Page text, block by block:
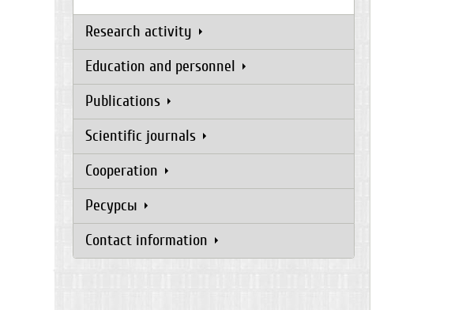
Research activity
Education and personnel
Publications
Scientific journals
Cooperation
Ресурсы
Contact information